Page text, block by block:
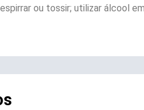
ou tossir; utilizar álcool